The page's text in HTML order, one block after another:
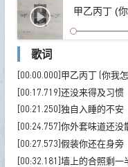
甲乙丙丁 (
歌词
[00:00.000]甲乙丙丁 (你我
[00:17.719]还没来得及习惯
[00:21.250]独自入睡的不安
[00:24.757]你外套味道还没
[00:27.573]假装你还在身旁
[00:32.181]墙上的合照剩一